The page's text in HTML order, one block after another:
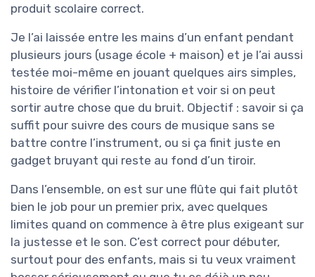
produit scolaire correct.
Je l’ai laissée entre les mains d’un enfant pendant
plusieurs jours (usage école + maison) et je l’ai aussi
testée moi-même en jouant quelques airs simples,
histoire de vérifier l’intonation et voir si on peut
sortir autre chose que du bruit. Objectif : savoir si ça
suffit pour suivre des cours de musique sans se
battre contre l’instrument, ou si ça finit juste en
gadget bruyant qui reste au fond d’un tiroir.
Dans l’ensemble, on est sur une flûte qui fait plutôt
bien le job pour un premier prix, avec quelques
limites quand on commence à être plus exigeant sur
la justesse et le son. C’est correct pour débuter,
surtout pour des enfants, mais si tu veux vraiment